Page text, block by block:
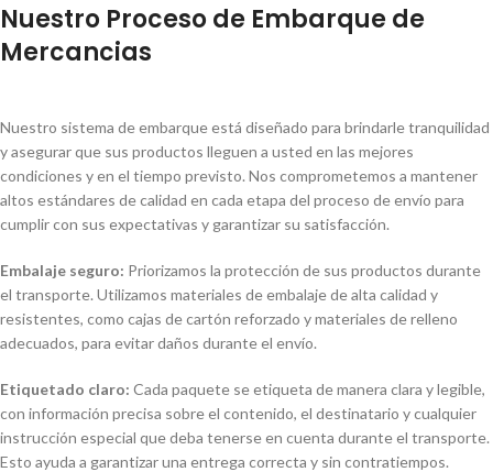
Nuestro Proceso de Embarque de
Mercancias
Nuestro sistema de embarque está diseñado para brindarle tranquilidad
y asegurar que sus productos lleguen a usted en las mejores
condiciones y en el tiempo previsto. Nos comprometemos a mantener
altos estándares de calidad en cada etapa del proceso de envío para
cumplir con sus expectativas y garantizar su satisfacción.
Embalaje seguro: Priorizamos la protección de sus productos durante
el transporte. Utilizamos materiales de embalaje de alta calidad y
resistentes, como cajas de cartón reforzado y materiales de relleno
adecuados, para evitar daños durante el envío.
Etiquetado claro: Cada paquete se etiqueta de manera clara y legible,
con información precisa sobre el contenido, el destinatario y cualquier
instrucción especial que deba tenerse en cuenta durante el transporte.
Esto ayuda a garantizar una entrega correcta y sin contratiempos.